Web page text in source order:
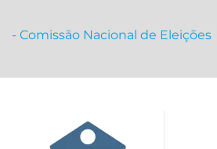
- Comissão Nacional de Eleições